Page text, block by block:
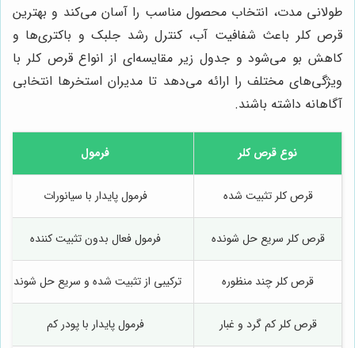
طولانی مدت، انتخاب محصول مناسب را آسان می‌کند و بهترین
قرص کلر باعث شفافیت آب، کنترل رشد جلبک و باکتری‌ها و
کاهش بو می‌شود و جدول زیر مقایسه‌ای از انواع قرص کلر با
ویژگی‌های مختلف را ارائه می‌دهد تا مدیران استخرها انتخابی
آگاهانه داشته باشند.
نوع قرص کلر فرمول
قرص کلر تثبیت شده فرمول پایدار با سیانورات
قرص کلر سریع حل شونده فرمول فعال بدون تثبیت کننده
قرص کلر چند منظوره ترکیبی از تثبیت شده و سریع حل شونده
قرص کلر کم گرد و غبار فرمول پایدار با پودر کم